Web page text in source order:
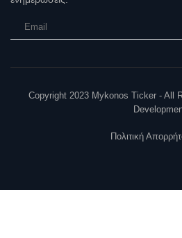
Copyright 2023 Mykonos Ticker - All
Πολιτική